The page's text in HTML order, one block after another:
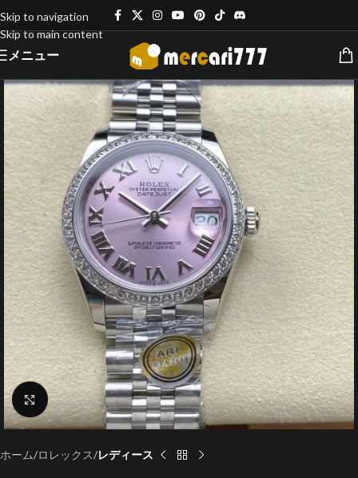
Skip to navigation
Skip to main content
メニュー
クリックで拡大
ホーム ロレックス レディース